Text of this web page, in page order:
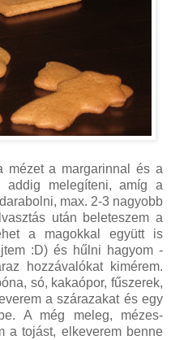
mézet a margarinnal és a
addig melegíteni, amíg a
max. 2-3 nagyobb
után beleteszem a
a magokkal együtt is
:D) és hűlni hagyom -
hozzávalókat kimérem.
só, kakaópor, fűszerek,
a szárazakat és egy
A még meleg, mézes-
a tojást, elkeverem benne